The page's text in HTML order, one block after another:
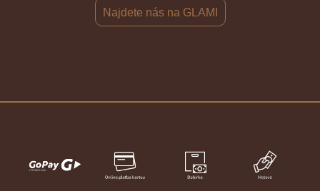
Najdete nás na GLAMI